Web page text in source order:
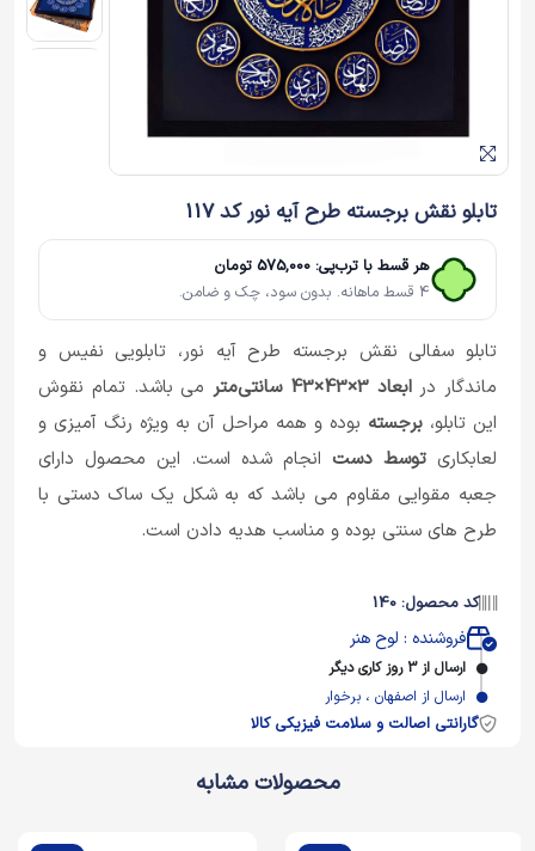
تابلو نقش برجسته طرح آیه نور کد 117
هر قسط با ترب‌پی: 575,000 تومان
4 قسط ماهانه. بدون سود، چک و ضامن.
تابلو سفالی نقش برجسته طرح آیه نور، تابلویی نفیس و
ماندگار درابعاد 3×43×43 سانتی‌متر می باشد. تمام نقوش
این تابلو، برجسته بوده و همه مراحل آن به ویژه رنگ آمیزی و
لعابکاری توسط دست انجام شده است. این محصول دارای
جعبه مقوایی مقاوم می باشد که به شکل یک ساک دستی با
طرح های سنتی بوده و مناسب هدیه دادن است.
کد محصول: 140
فروشنده : لوح هنر
ارسال از 3 روز کاری دیگر
ارسال از اصفهان ، برخوار
گارانتی اصالت و سلامت فیزیکی کالا
محصولات مشابه